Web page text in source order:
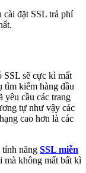
cài đặt SSL trả phí
SSL sẽ cực kì mất
tìm kiếm hàng đầu
yêu cầu các trang
tự như vậy các
cao hơn là các
năng SSL miễn
mà không mất bất kì